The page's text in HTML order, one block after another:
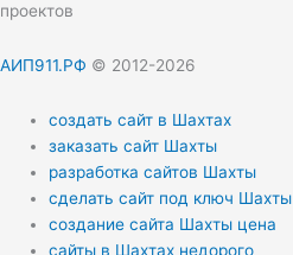
проектов
АИП911.РФ © 2012-2026
создать сайт в Шахтах
заказать сайт Шахты
разработка сайтов Шахты
сделать сайт под ключ Шахты
создание сайта Шахты цена
сайты в Шахтах недорого